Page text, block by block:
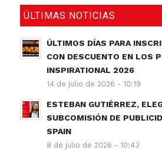
ÚLTIMAS NOTICIAS
ÚLTIMOS DÍAS PARA
CON DESCUENTO EN LOS
INSPIRATIONAL 2026
14 de julio de 2026 - 10:19
ESTEBAN GUTIÉRREZ,
SUBCOMISIÓN DE
SPAIN
8 de julio de 2026 - 10:43